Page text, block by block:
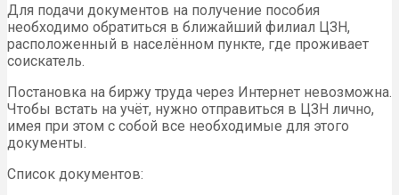
Для подачи документов на получение пособия
необходимо обратиться в ближайший филиал ЦЗН,
расположенный в населённом пункте, где проживает
соискатель.
Постановка на биржу труда через Интернет невозможна.
Чтобы встать на учёт, нужно отправиться в ЦЗН лично,
имея при этом с собой все необходимые для этого
документы.
Список документов: